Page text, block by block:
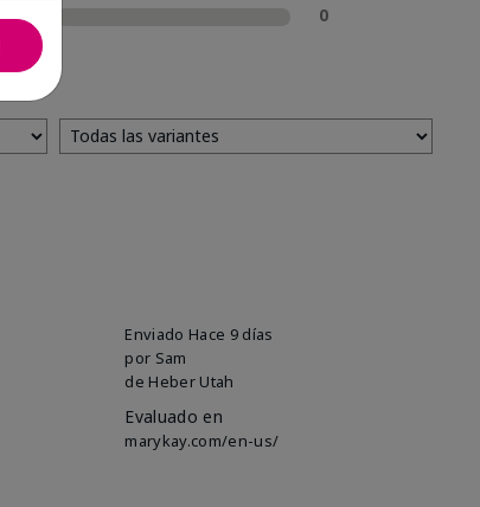
0
Enviado Hace 9 días
por Sam
de Heber Utah
Evaluado en
marykay.com/en-us/